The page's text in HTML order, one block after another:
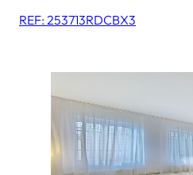
REF: 253713RDCBX3